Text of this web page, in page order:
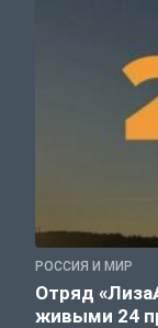
РОССИЯ И МИР
Отряд
живыми 24